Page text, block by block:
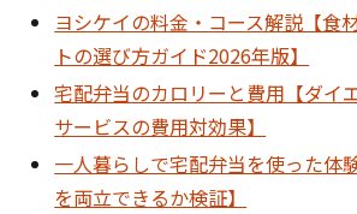
ヨシケイの料金・コース解説【食
トの選び方ガイド2026年版】
宅配弁当のカロリーと費用【ダイ
サービスの費用対効果】
一人暮らしで宅配弁当を使った体
を両立できるか検証】